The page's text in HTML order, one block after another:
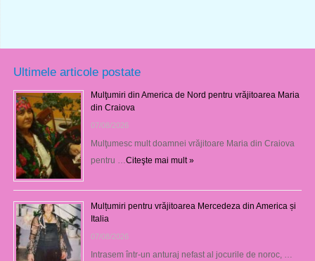
Ultimele articole postate
Mulţumiri din America de Nord pentru vrăjitoarea Maria
din Craiova
07/08/2026
Mulţumesc mult doamnei vrăjitoare Maria din Craiova
pentru … Citeşte mai mult »
Mulțumiri pentru vrăjitoarea Mercedeza din America și
Italia
07/08/2026
Intrasem într-un anturaj nefast al jocurile de noroc, …